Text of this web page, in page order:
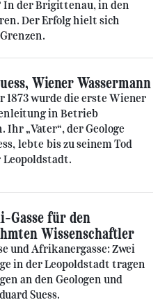
In der Brigittenau, in den
Der Erfolg hielt sich
Wiener Wassermann
1873 wurde die erste Wiener
in Betrieb
Ihr „Vater“, der Geologe
lebte bis zu seinem Tod
Leopoldstadt.
Gasse für den
Wissenschaftler
und Afrikanergasse: Zwei
in der Leopoldstadt tragen
an den Geologen und
Suess.